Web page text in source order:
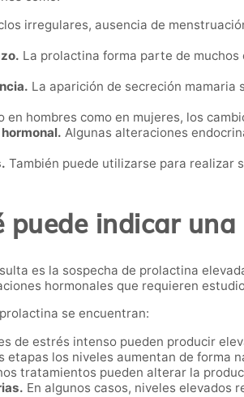
irregulares, ausencia de
La prolactina forma parte de
La aparición de secreción
en hombres como en mujeres, los
Algunas alteraciones
También puede utilizarse para realizar
puede indicar
es la sospecha de prolactina
hormonales que requieren
se encuentran:
de estrés intenso pueden producir
etapas los niveles aumentan de forma
tratamientos pueden alterar la
En algunos casos, niveles elevados